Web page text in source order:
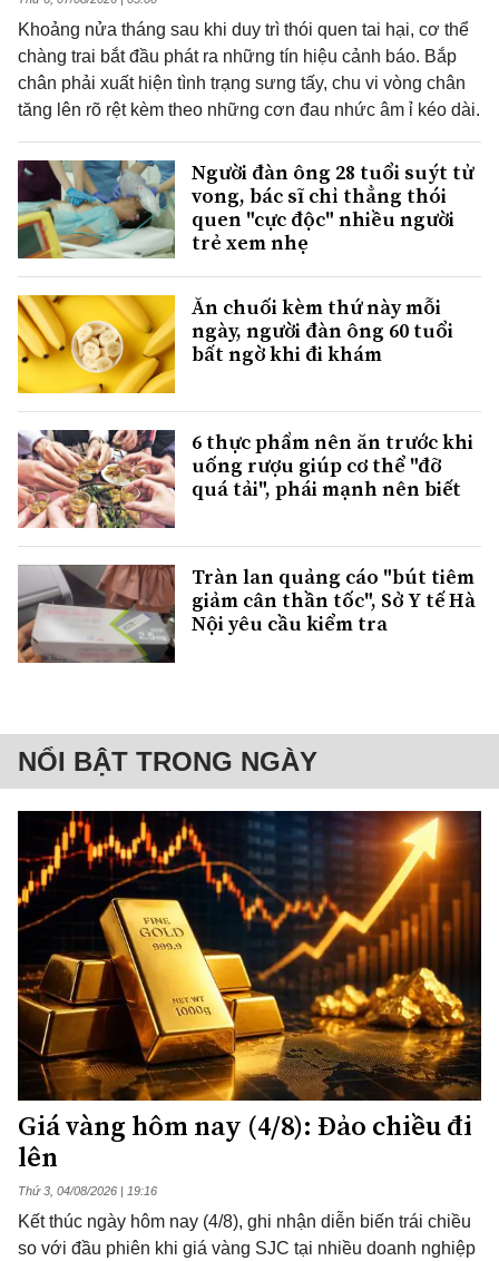
Khoảng nửa tháng sau khi duy trì thói quen tai hại, cơ thể
chàng trai bắt đầu phát ra những tín hiệu cảnh báo. Bắp
chân phải xuất hiện tình trạng sưng tấy, chu vi vòng chân
tăng lên rõ rệt kèm theo những cơn đau nhức âm ỉ kéo dài.
Người đàn ông 28 tuổi suýt tử
vong, bác sĩ chỉ thẳng thói
quen "cực độc" nhiều người
trẻ xem nhẹ
Ăn chuối kèm thứ này mỗi
ngày, người đàn ông 60 tuổi
bất ngờ khi đi khám
6 thực phẩm nên ăn trước khi
uống rượu giúp cơ thể "đỡ
quá tải", phái mạnh nên biết
Tràn lan quảng cáo "bút tiêm
giảm cân thần tốc", Sở Y tế Hà
Nội yêu cầu kiểm tra
NỔI BẬT TRONG NGÀY
Giá vàng hôm nay (4/8): Đảo chiều đi
lên
Thứ 3, 04/08/2026 | 19:16
Kết thúc ngày hôm nay (4/8), ghi nhận diễn biến trái chiều
so với đầu phiên khi giá vàng SJC tại nhiều doanh nghiệp